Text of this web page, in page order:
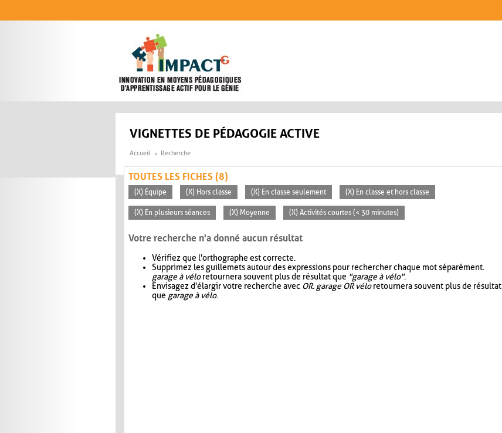
VIGNETTES DE PÉDAGOGIE ACTIVE
Accueil Recherche
TOUTES LES FICHES (8)
(X) Équipe (X) Hors classe (X) En classe seulement (X) En classe et hors classe
(X) En plusieurs séances (X) Moyenne (X) Activités courtes (< 30 minutes)
Votre recherche n'a donné aucun résultat
Vérifiez que l'orthographe est correcte.
Supprimez les guillemets autour des expressions pour rechercher chaque mot séparément.
garage à véloretournera souvent plus de résultat que "garage à vélo".
Envisagez d'élargir votre recherche avec OR. garage OR véloretournera souvent plus de résultat
que garage à vélo.